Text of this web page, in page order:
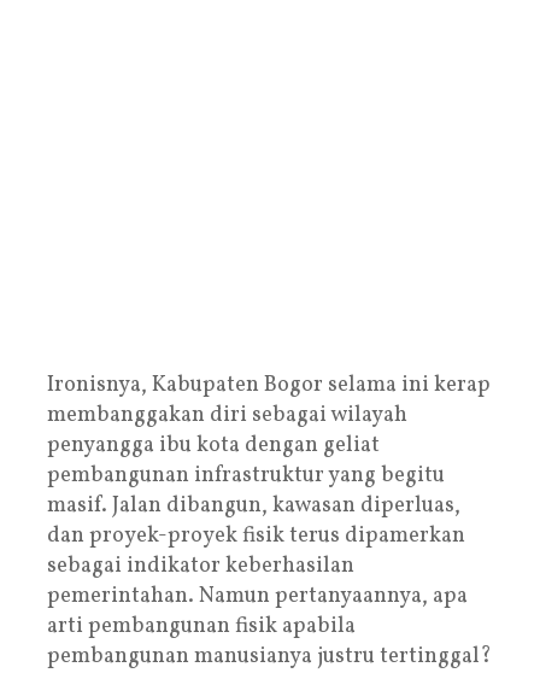
Ironisnya, Kabupaten Bogor selama ini kerap
membanggakan diri sebagai wilayah
penyangga ibu kota dengan geliat
pembangunan infrastruktur yang begitu
masif. Jalan dibangun, kawasan diperluas,
dan proyek-proyek fisik terus dipamerkan
sebagai indikator keberhasilan
pemerintahan. Namun pertanyaannya, apa
arti pembangunan fisik apabila
pembangunan manusianya justru tertinggal?